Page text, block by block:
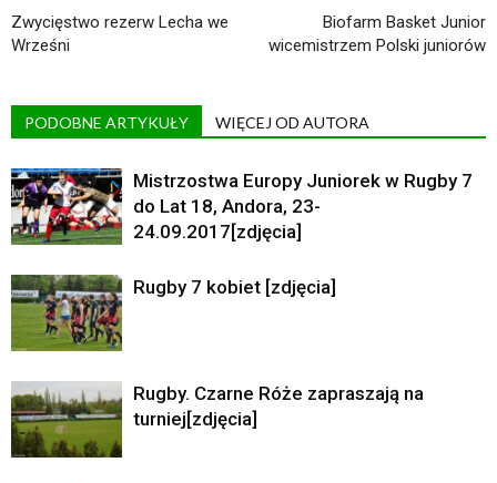
Zwycięstwo rezerw Lecha we
Wrześni
Biofarm Basket Junior
wicemistrzem Polski juniorów
PODOBNE ARTYKUŁY WIĘCEJ OD AUTORA
Mistrzostwa Europy Juniorek w Rugby 7
do Lat 18, Andora, 23-
24.09.2017[zdjęcia]
Rugby 7 kobiet [zdjęcia]
Rugby. Czarne Róże zapraszają na
turniej[zdjęcia]